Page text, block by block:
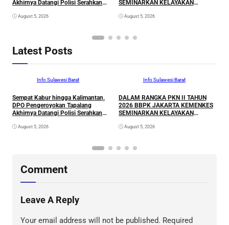
Akhirnya Datangi Polisi Serahkan
August 5, 2026
SEMINARKAN KELAYAKAN
PERUBAHAN KETUK DOORS
SULAWESI BARAT
August 5, 2026
Latest Posts
Info Sulawesi Barat
Sempat Kabur hingga Kalimantan,
DPO Pengeroyokan Tapalang
Akhirnya Datangi Polisi Serahkan
August 5, 2026
Info Sulawesi Barat
DALAM RANGKA PKN II TAHUN
2026 BBPK JAKARTA KEMENKES
SEMINARKAN KELAYAKAN
PERUBAHAN KETUK DOORS
SULAWESI BARAT
August 5, 2026
Comment
Leave A Reply
Your email address will not be published. Required